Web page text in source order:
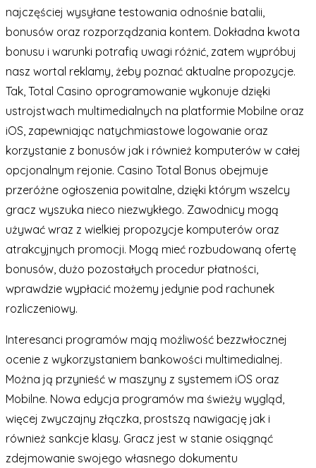
najczęściej wysyłane testowania odnośnie batalii,
bonusów oraz rozporządzania kontem. Dokładna kwota
bonusu i warunki potrafią uwagi różnić, zatem wypróbuj
nasz wortal reklamy, żeby poznać aktualne propozycje.
Tak, Total Casino oprogramowanie wykonuje dzięki
ustrojstwach multimedialnych na platformie Mobilne oraz
iOS, zapewniając natychmiastowe logowanie oraz
korzystanie z bonusów jak i również komputerów w całej
opcjonalnym rejonie. Casino Total Bonus obejmuje
przeróżne ogłoszenia powitalne, dzięki którym wszelcy
gracz wyszuka nieco niezwykłego. Zawodnicy mogą
używać wraz z wielkiej propozycje komputerów oraz
atrakcyjnych promocji. Mogą mieć rozbudowaną ofertę
bonusów, dużo pozostałych procedur płatności,
wprawdzie wypłacić możemy jedynie pod rachunek
rozliczeniowy.
Interesanci programów mają możliwość bezzwłocznej
ocenie z wykorzystaniem bankowości multimedialnej.
Można ją przynieść w maszyny z systemem iOS oraz
Mobilne. Nowa edycja programów ma świeży wygląd,
więcej zwyczajny złączka, prostszą nawigację jak i
również sankcje klasy. Gracz jest w stanie osiągnąć
zdejmowanie swojego własnego dokumentu